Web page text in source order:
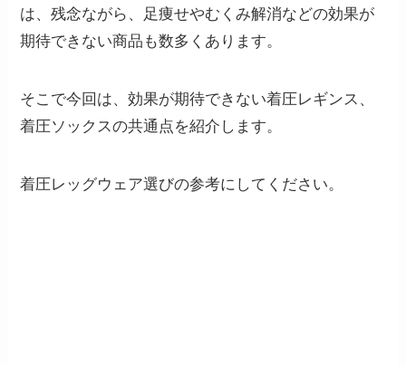
は、残念ながら、足痩せやむくみ解消などの効果が
期待できない商品も数多くあります。
そこで今回は、効果が期待できない着圧レギンス、
着圧ソックスの共通点を紹介します。
着圧レッグウェア選びの参考にしてください。